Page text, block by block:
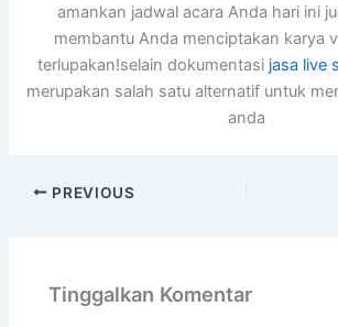
amankan jadwal acara Anda hari ini
membantu Anda menciptakan karya
terlupakan!selain dokumentasi jasa live
merupakan salah satu alternatif untuk
anda
PREVIOUS
Tinggalkan Komentar